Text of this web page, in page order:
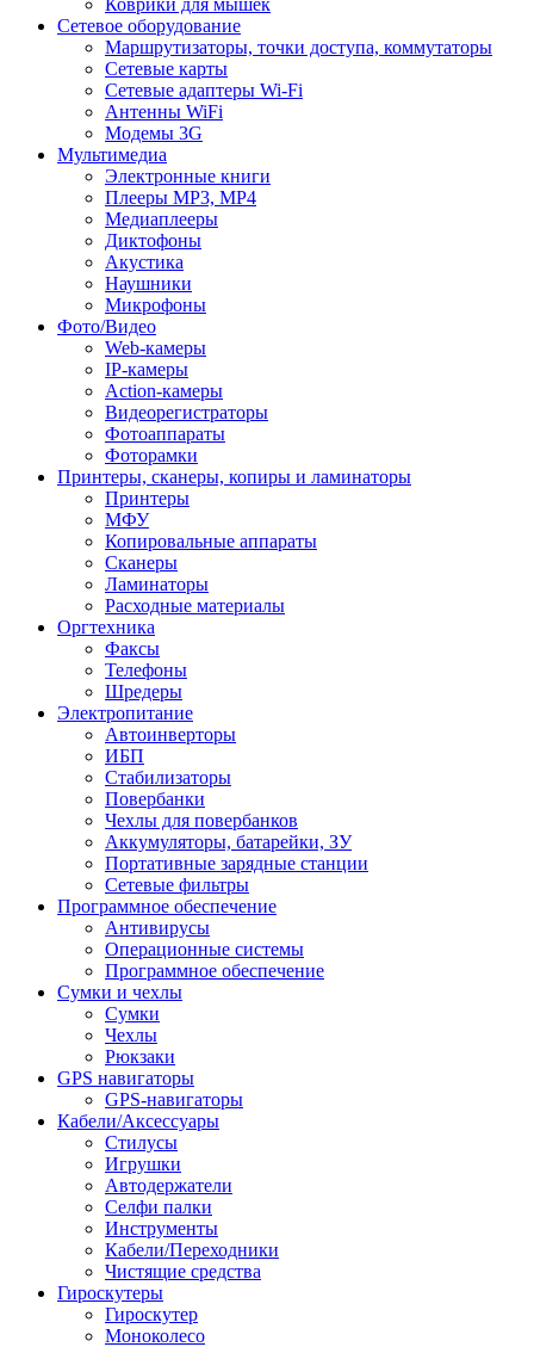
Коврики для мышек
Сетевое оборудование
Маршрутизаторы, точки доступа, коммутаторы
Сетевые карты
Сетевые адаптеры Wi-Fi
Антенны WiFi
Модемы 3G
Мультимедиа
Электронные книги
Плееры MP3, MP4
Медиаплееры
Диктофоны
Акустика
Наушники
Микрофоны
Фото/Видео
Web-камеры
IP-камеры
Action-камеры
Видеорегистраторы
Фотоаппараты
Фоторамки
Принтеры, сканеры, копиры и ламинаторы
Принтеры
МФУ
Копировальные аппараты
Сканеры
Ламинаторы
Расходные материалы
Оргтехника
Факсы
Телефоны
Шредеры
Электропитание
Автоинверторы
ИБП
Стабилизаторы
Повербанки
Чехлы для повербанков
Аккумуляторы, батарейки, ЗУ
Портативные зарядные станции
Сетевые фильтры
Программное обеспечение
Антивирусы
Операционные системы
Программное обеспечение
Сумки и чехлы
Сумки
Чехлы
Рюкзаки
GPS навигаторы
GPS-навигаторы
Кабели/Аксессуары
Стилусы
Игрушки
Автодержатели
Селфи палки
Инструменты
Кабели/Переходники
Чистящие средства
Гироскутеры
Гироскутер
Моноколесо